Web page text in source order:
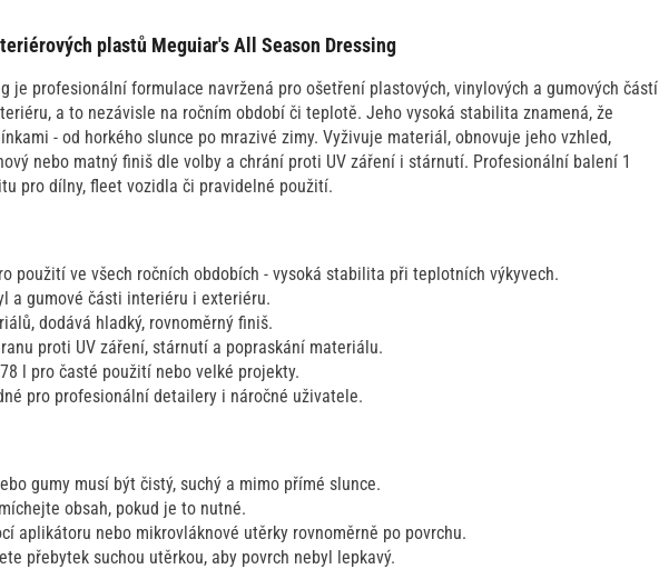
plastů Meguiar's All Season Dressing
je profesionální formulace navržená pro ošetření plastových, vinylových a gumových částí
a to nezávisle na ročním období či teplotě. Jeho vysoká stabilita znamená, že
- od horkého slunce po mrazivé zimy. Vyživuje materiál, obnovuje jeho vzhled,
nebo matný finiš dle volby a chrání proti UV záření i stárnutí. Profesionální balení 1
pro dílny, fleet vozidla či pravidelné použití.
použití ve všech ročních obdobích - vysoká stabilita při teplotních výkyvech.
a gumové části interiéru i exteriéru.
dodává hladký, rovnoměrný finiš.
proti UV záření, stárnutí a popraskání materiálu.
l pro časté použití nebo velké projekty.
pro profesionální detailery i náročné uživatele.
gumy musí být čistý, suchý a mimo přímé slunce.
obsah, pokud je to nutné.
aplikátoru nebo mikrovláknové utěrky rovnoměrně po povrchu.
přebytek suchou utěrkou, aby povrch nebyl lepkavý.